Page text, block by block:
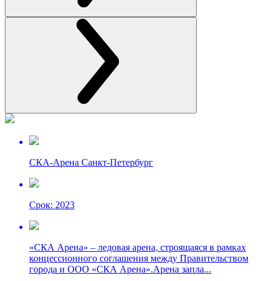
СКА-Арена Санкт-Петербург
Срок: 2023
«СКА Арена» – ледовая арена, строящаяся в рамках
концессионного соглашения между Правительством
города и ООО «СКА Арена».Арена запла...